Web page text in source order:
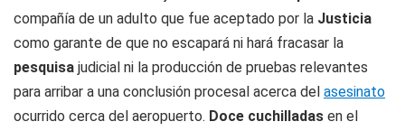
compañía de un adulto que fue aceptado por la Justicia
como garante de que no escapará ni hará fracasar la
pesquisa judicial ni la producción de pruebas relevantes
para arribar a una conclusión procesal acerca del asesinato
ocurrido cerca del aeropuerto. Doce cuchilladas en el